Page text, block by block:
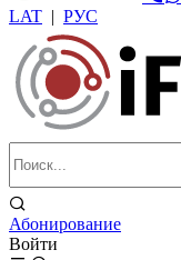
LAT | РУС
Абонирование
Войти